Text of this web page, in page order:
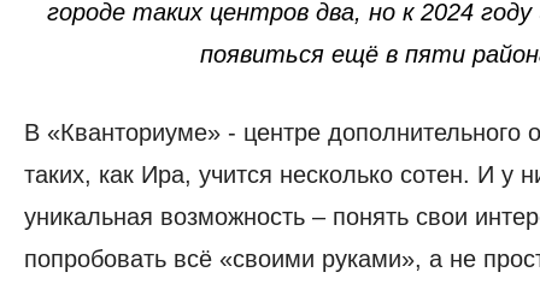
городе таких центров два, но к 2024
появиться ещё в пяти
В «Кванториуме» - центре дополнительного
таких, как Ира, учится несколько сотен. И у
уникальная возможность – понять свои
попробовать всё «своими руками», а не